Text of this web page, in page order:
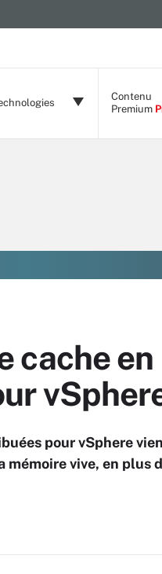
Contenu
Premium
cache
pour vSphere
vive, en plus